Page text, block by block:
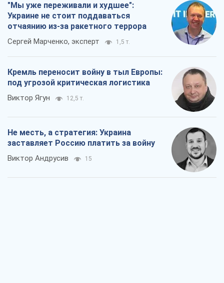
"Мы уже переживали и худшее":
Украине не стоит поддаваться
отчаянию из-за ракетного террора
Сергей Марченко, эксперт 1,5 т.
Кремль переносит войну в тыл Европы:
под угрозой критическая логистика
Виктор Ягун 12,5 т.
Не месть, а стратегия: Украина
заставляет Россию платить за войну
Виктор Андрусив 15